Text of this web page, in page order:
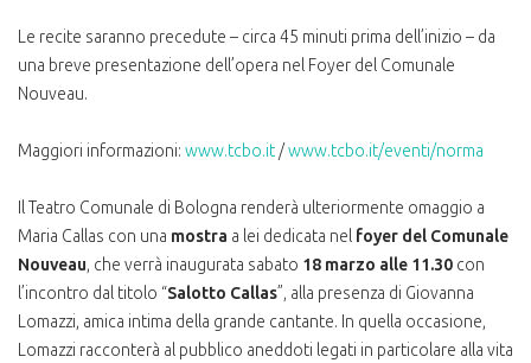
Le recite saranno precedute – circa 45 minuti prima dell’inizio – da
una breve presentazione dell’opera nel Foyer del Comunale
Nouveau.
Maggiori informazioni: www.tcbo.it/www.tcbo.it/eventi/norma
Il Teatro Comunale di Bologna renderà ulteriormente omaggio a
Maria Callas con una mostra a lei dedicata nel foyer del Comunale
Nouveau, che verrà inaugurata sabato 18 marzo alle 11.30 con
l’incontro dal titolo “Salotto Callas”, alla presenza di Giovanna
Lomazzi, amica intima della grande cantante. In quella occasione,
Lomazzi racconterà al pubblico aneddoti legati in particolare alla vita